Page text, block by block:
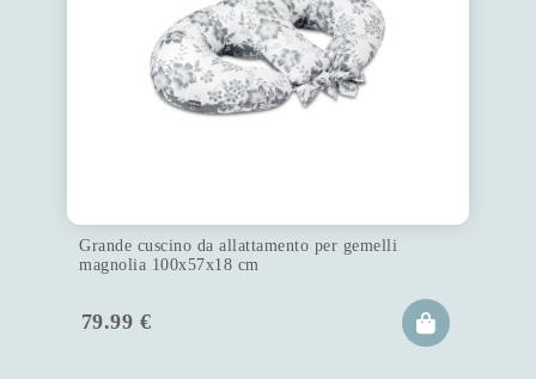
Grande cuscino da allattamento per gemelli
magnolia 100x57x18 cm
79.99 €